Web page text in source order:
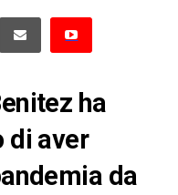
ha
di aver
da